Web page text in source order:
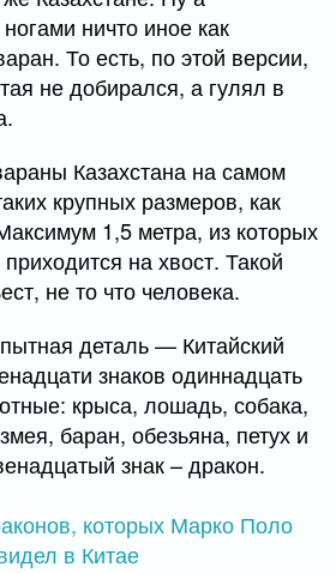
ничто иное как
То есть, по этой версии,
не добирался, а гулял в
Казахстана на самом
крупных размеров, как
1,5 метра, из которых
на хвост. Такой
не то что человека.
деталь — Китайский
знаков одиннадцать
крыса, лошадь, собака,
баран, обезьяна, петух и
знак – дракон.